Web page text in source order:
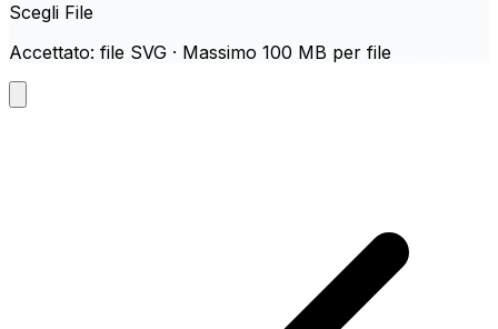
Scegli File
Accettato: file SVG · Massimo 100 MB per file